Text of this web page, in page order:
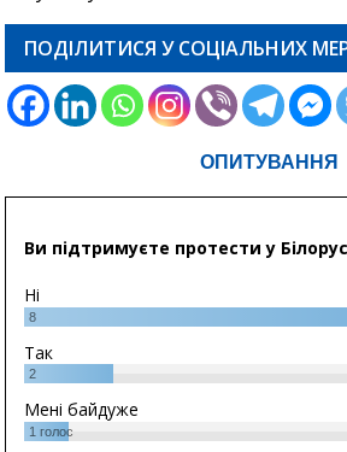
ПОДІЛИТИСЯ У СОЦІАЛЬНИХ
ОПИТУВАННЯ
Ви підтримуєте протести у
Ні
8
Так
2
Мені байдуже
1 голос